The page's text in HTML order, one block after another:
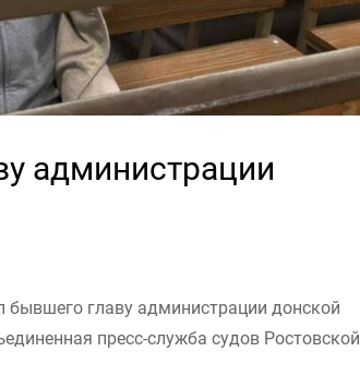
администрации
бывшего главу администрации донской
пресс-служба судов Ростовской